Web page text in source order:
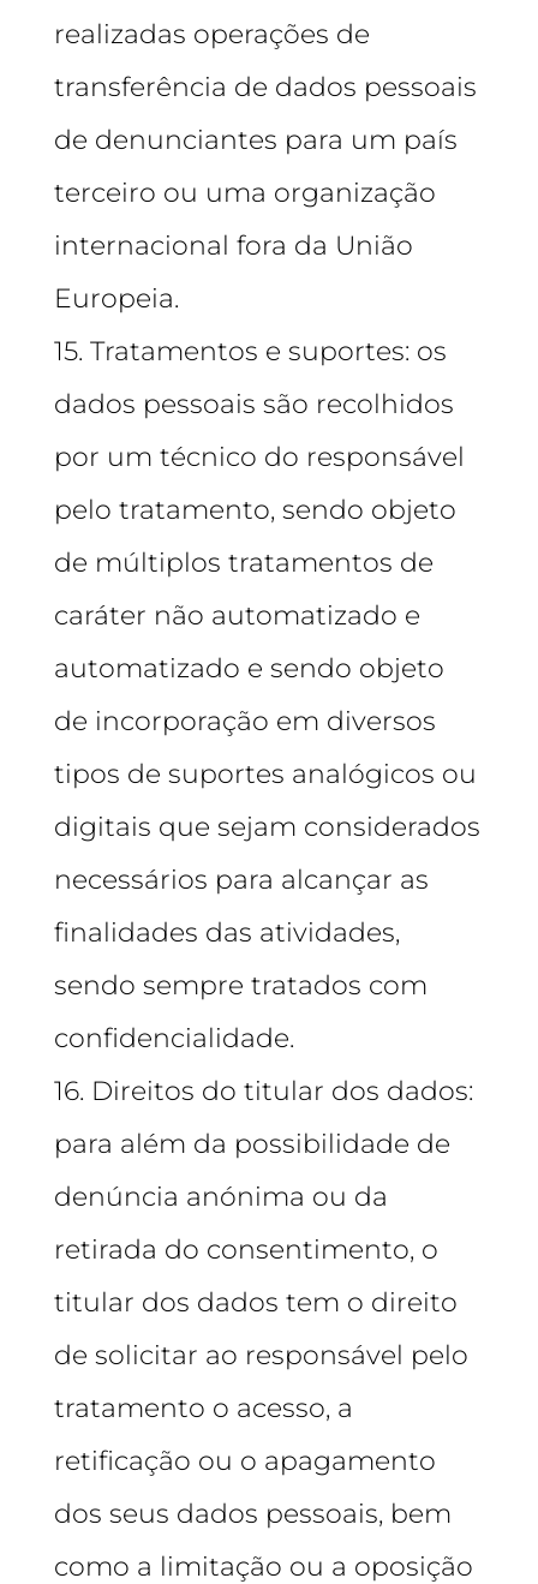
realizadas operações de
transferência de dados pessoais
de denunciantes para um país
terceiro ou uma organização
internacional fora da União
Europeia.
15. Tratamentos e suportes: os
dados pessoais são recolhidos
por um técnico do responsável
pelo tratamento, sendo objeto
de múltiplos tratamentos de
caráter não automatizado e
automatizado e sendo objeto
de incorporação em diversos
tipos de suportes analógicos ou
digitais que sejam considerados
necessários para alcançar as
finalidades das atividades,
sendo sempre tratados com
confidencialidade.
16. Direitos do titular dos dados:
para além da possibilidade de
denúncia anónima ou da
retirada do consentimento, o
titular dos dados tem o direito
de solicitar ao responsável pelo
tratamento o acesso, a
retificação ou o apagamento
dos seus dados pessoais, bem
como a limitação ou a oposição